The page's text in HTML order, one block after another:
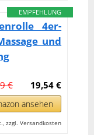
EMPFEHLUNG
4er-
und
19,54 €
€
ansehen
zzgl. Versandkosten